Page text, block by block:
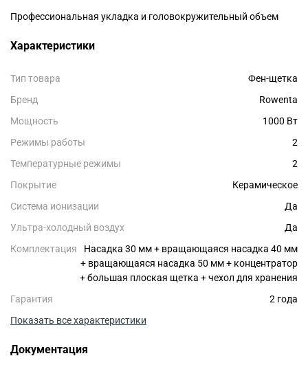
Профессиональная укладка и головокружительный объем
Характеристики
Тип товара
Фен-щетка
Бренд
Rowenta
Мощность
1000 Вт
Режимы работы
2
Температурные режимы
2
Покрытие
Керамическое
Система ионизации
Да
Ультра-холодный воздух
Да
Комплектация
Насадка 30 мм + вращающаяся насадка 40 мм
+ вращающаяся насадка 50 мм + концентратор
+ большая плоская щетка + чехол для хранения
Гарантия
2 года
Показать все характеристики
Документация